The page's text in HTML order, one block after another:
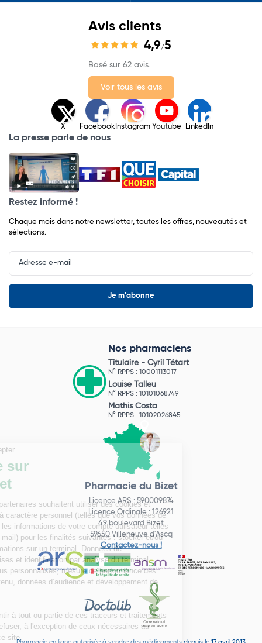
Avis clients
4,9/5
Basé sur 62 avis.
Voir tous les avis
X Facebook Instagram Youtube LinkedIn
La presse parle de nous
Restez informé !
Chaque mois dans notre newsletter, toutes les offres, nouveautés et
sélections.
Input
Newsletter
Nos pharmaciens
Titulaire - Cyril Tétart
N° RPPS : 10001113017
Louise Talleu
N° RPPS : 10101068749
Mathis Costa
N° RPPS : 10102026845
Pharmacie du Bizet
Licence ARS : 590009874
Licence Ordinale : 126921
49 boulevard Bizet
59650 Villeneuve d'Ascq
Contactez-nous !